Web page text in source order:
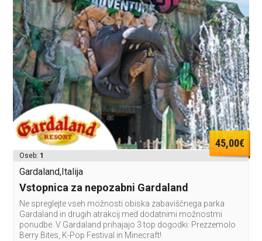
45,00€
Oseb: 1
Gardaland,Italija
Vstopnica za nepozabni Gardaland
Ne spreglejte vseh možnosti obiska zabaviščnega parka
Gardaland in drugih atrakcij med dodatnimi možnostmi
ponudbe. V Gardaland prihajajo 3 top dogodki: Prezzemolo
Berry Bites, K-Pop Festival in Minecraft!